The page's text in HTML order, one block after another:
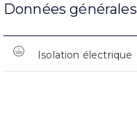
Données générales
Isolation électrique